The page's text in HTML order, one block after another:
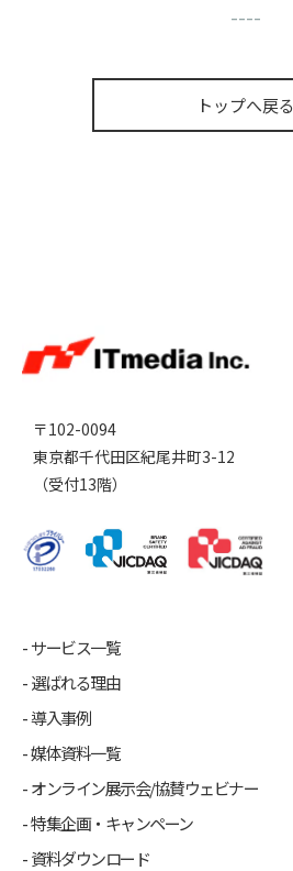
----
トップへ戻る
〒102-0094
東京都千代田区紀尾井町3-12
（受付13階）
サービス一覧
選ばれる理由
導入事例
媒体資料一覧
オンライン展示会/協賛ウェビナー
特集企画・キャンペーン
資料ダウンロード